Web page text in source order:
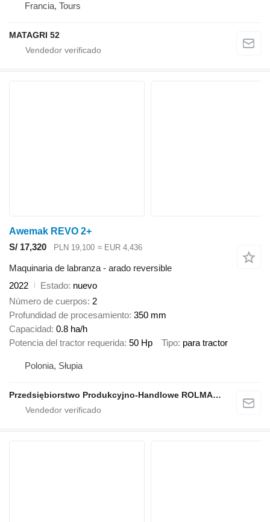
Francia, Tours
MATAGRI 52
Awemak REVO 2+
S/ 17,320
PLN 19,100 ≈ EUR 4,436
Maquinaria de labranza - arado reversible
2022
Estado nuevo
Número de cuerpos 2
Profundidad de procesamiento 350 mm
Capacidad 0.8 ha/h
Potencia del tractor requerida 50 Hp Tipo para tractor
Polonia, Słupia
Przedsiębiorstwo Produkcyjno-Handlowe ROLMAPOL Marcin Dziekan